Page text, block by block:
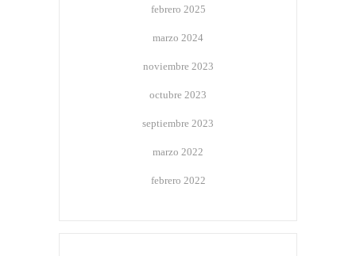
febrero 2025
marzo 2024
noviembre 2023
octubre 2023
septiembre 2023
marzo 2022
febrero 2022